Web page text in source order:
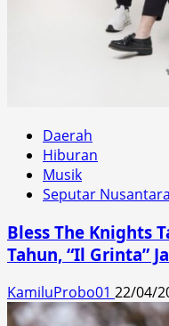
Daerah
Hiburan
Musik
Seputar Nusantara
Bless The Knights
Tahun, “Il Grinta”
KamiluProbo01 22/04/